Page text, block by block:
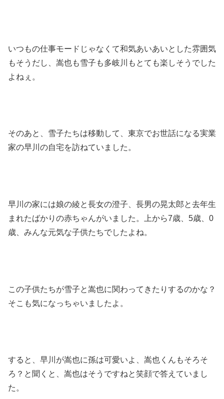
いつもの仕事モードじゃなくて和気あいあいとした雰囲気
もそうだし、嵩也も雪子も多岐川もとても楽しそうでした
よねぇ。
そのあと、雪子たちは移動して、東京でお世話になる実業
家の早川の自宅を訪ねていました。
早川の家には娘の綾と長女の澄子、長男の晃太郎と去年生
まれたばかりの赤ちゃんがいました。上から7歳、5歳、0
歳、みんな元気な子供たちでしたよね。
この子供たちが雪子と嵩也に関わってきたりするのかな？
そこも気になっちゃいましたよ。
すると、早川が嵩也に孫は可愛いよ、嵩也くんもそろそ
ろ？と聞くと、嵩也はそうですねと笑顔で答えていまし
た。